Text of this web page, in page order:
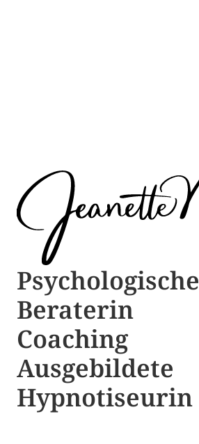
Psychologische ​​
Beraterin
Coaching
Ausgebildete​ ​
Hypnotiseurin